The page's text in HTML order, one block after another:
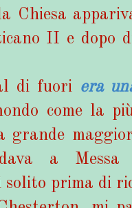
Chiesa
II e dopo
di fuori era
come la
grande
a Messa
prima di